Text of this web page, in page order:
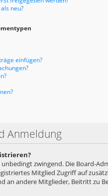
neu?
einfügen?
Anmeldung
zwingend. Die Board-
Mitglied Zugriff auf
an andere Mitglieder, Beitritt zu